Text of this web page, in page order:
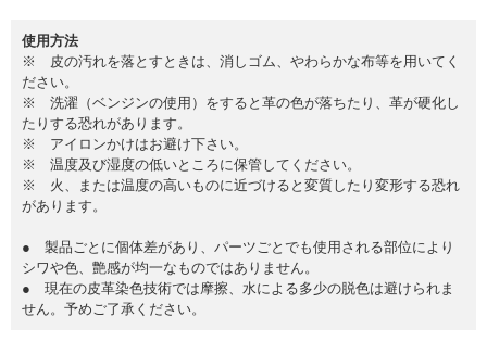
使用方法
※ 皮の汚れを落とすときは、消しゴム、やわらかな布等を用いてく
ださい。
※ 洗濯（ベンジンの使用）をすると革の色が落ちたり、革が硬化し
たりする恐れがあります。
※ アイロンかけはお避け下さい。
※ 温度及び湿度の低いところに保管してください。
※ 火、または温度の高いものに近づけると変質したり変形する恐れ
があります。
● 製品ごとに個体差があり、パーツごとでも使用される部位により
シワや色、艶感が均一なものではありません。
● 現在の皮革染色技術では摩擦、水による多少の脱色は避けられま
せん。予めご了承ください。